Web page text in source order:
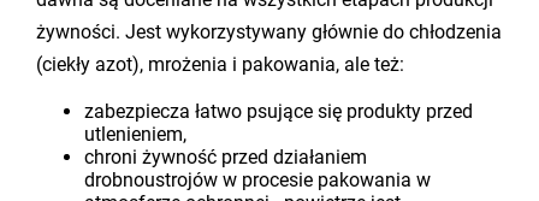
żywności. Jest wykorzystywany głównie do chłodzenia
(ciekły azot), mrożenia i pakowania, ale też:
zabezpiecza łatwo psujące się produkty przed
utlenieniem,
chroni żywność przed działaniem
drobnoustrojów w procesie pakowania w